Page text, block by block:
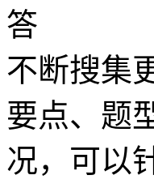
答
不断搜集
要点、题
况，可以